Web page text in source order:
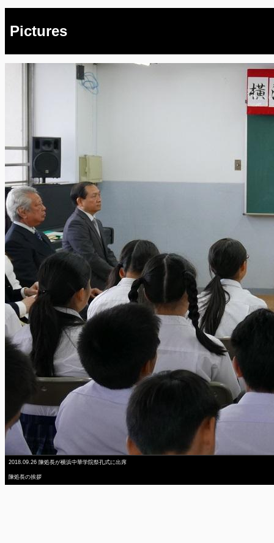
Pictures
2018.09.26 陳処長が横浜中華学院祭孔式に出席
陳処長の挨拶